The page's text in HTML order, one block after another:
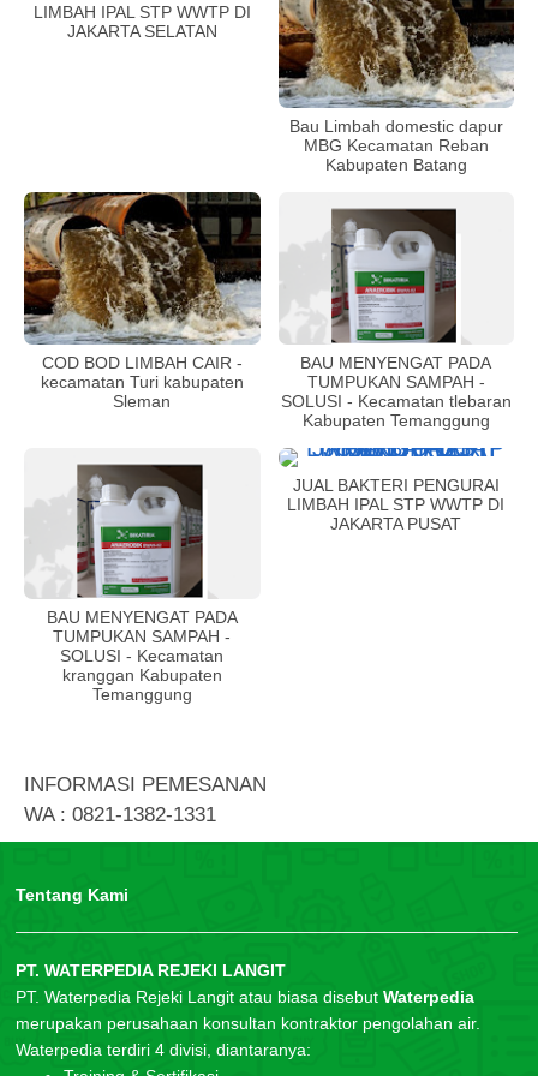
LIMBAH IPAL STP WWTP DI
JAKARTA SELATAN
Bau Limbah domestic dapur
MBG Kecamatan Reban
Kabupaten Batang
COD BOD LIMBAH CAIR -
kecamatan Turi kabupaten
Sleman
BAU MENYENGAT PADA
TUMPUKAN SAMPAH -
SOLUSI - Kecamatan tlebaran
Kabupaten Temanggung
BAU MENYENGAT PADA
TUMPUKAN SAMPAH -
SOLUSI - Kecamatan
kranggan Kabupaten
Temanggung
JUAL BAKTERI PENGURAI
LIMBAH IPAL STP WWTP DI
JAKARTA PUSAT
INFORMASI PEMESANAN
WA : 0821-1382-1331
Tentang Kami
PT. WATERPEDIA REJEKI LANGIT
PT. Waterpedia Rejeki Langit atau biasa disebut Waterpedia
merupakan perusahaan konsultan kontraktor pengolahan air.
Waterpedia terdiri 4 divisi, diantaranya: